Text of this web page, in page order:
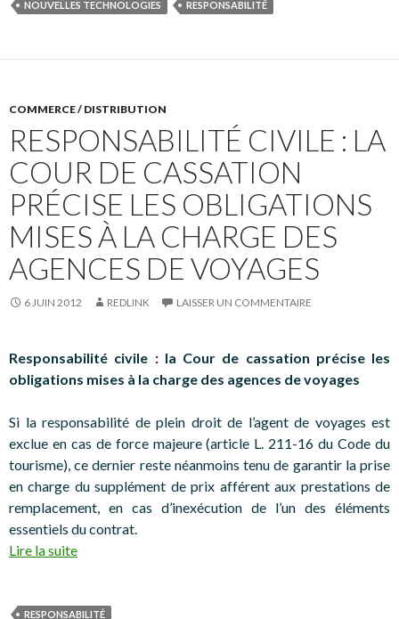
NOUVELLES TECHNOLOGIES
RESPONSABILITÉ
COMMERCE / DISTRIBUTION
RESPONSABILITÉ CIVILE : LA
COUR DE CASSATION
PRÉCISE LES OBLIGATIONS
MISES À LA CHARGE DES
AGENCES DE VOYAGES
6 JUIN 2012 REDLINK LAISSER UN COMMENTAIRE
Responsabilité civile : la Cour de cassation précise les
obligations mises à la charge des agences de voyages
Si la responsabilité de plein droit de l’agent de voyages est
exclue en cas de force majeure (article L. 211-16 du Code du
tourisme), ce dernier reste néanmoins tenu de garantir la prise
en charge du supplément de prix afférent aux prestations de
remplacement, en cas d’inexécution de l’un des éléments
essentiels du contrat.
Lire la suite
RESPONSABILITÉ